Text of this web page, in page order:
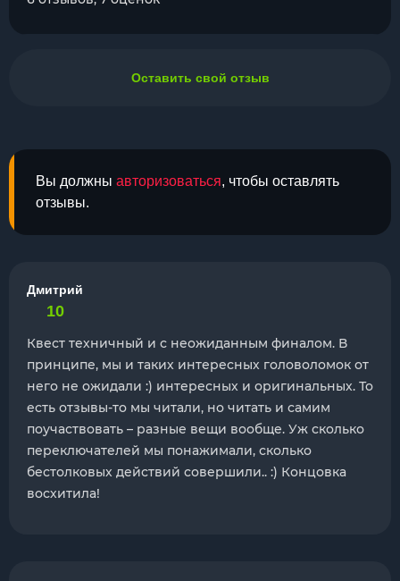
Вы должны авторизоваться, чтобы оставлять
отзывы.
Дмитрий
10
Квест техничный и с неожиданным финалом. В
принципе, мы и таких интересных головоломок от
него не ожидали :) интересных и оригинальных. То
есть отзывы-то мы читали, но читать и самим
поучаствовать – разные вещи вообще. Уж сколько
переключателей мы понажимали, сколько
бестолковых действий совершили.. :) Концовка
восхитила!
Оставить свой отзыв